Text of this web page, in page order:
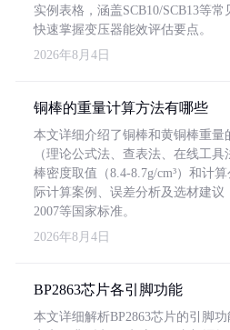
实例表格，涵盖SCB10/SCB13等
快速掌握变压器能效评估要点。
2026年8月4日
铜棒的重量计算方法有哪些
本文详细介绍了铜棒和黄铜棒重量
（理论公式法、查表法、在线工
棒密度取值（8.4-8.7g/cm³）和计
际计算案例、误差分析及选材建议
2007等国家标准。
2026年8月4日
BP2863芯片各引脚功能
本文详细解析BP2863芯片的引脚